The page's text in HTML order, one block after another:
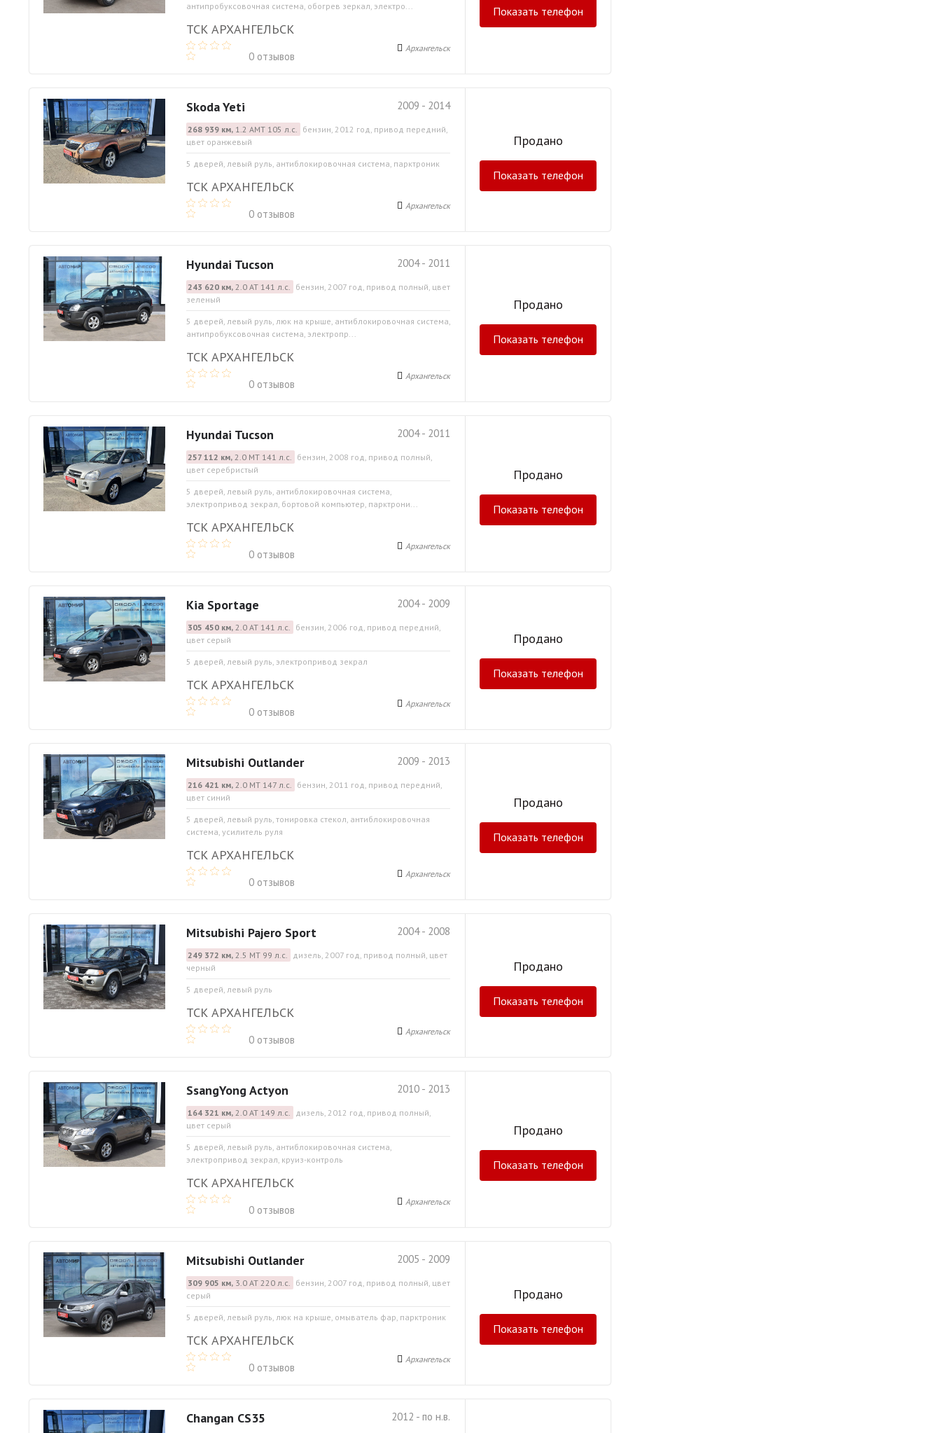
антипробуксовочная система, обогрев зеркал, электро...
ТСК АРХАНГЕЛЬСК
0 отзывов
Архангельск
Показать телефон
2009 - 2014
Skoda Yeti
268 939 км,1.2 АМТ 105 л.с. бензин, 2012 год, привод передний,
цвет оранжевый
5 дверей, левый руль, антиблокировочная система, парктроник
ТСК АРХАНГЕЛЬСК
0 отзывов
Архангельск
Продано
Показать телефон
2004 - 2011
Hyundai Tucson
243 620 км,2.0 АТ 141 л.с. бензин, 2007 год, привод полный, цвет
зеленый
5 дверей, левый руль, люк на крыше, антиблокировочная система,
антипробуксовочная система, электропр...
ТСК АРХАНГЕЛЬСК
0 отзывов
Архангельск
Продано
Показать телефон
2004 - 2011
Hyundai Tucson
257 112 км,2.0 МТ 141 л.с. бензин, 2008 год, привод полный,
цвет серебристый
5 дверей, левый руль, антиблокировочная система,
электропривод зекрал, бортовой компьютер, парктрони...
ТСК АРХАНГЕЛЬСК
0 отзывов
Архангельск
Продано
Показать телефон
2004 - 2009
Kia Sportage
305 450 км,2.0 АТ 141 л.с. бензин, 2006 год, привод передний,
цвет серый
5 дверей, левый руль, электропривод зекрал
ТСК АРХАНГЕЛЬСК
0 отзывов
Архангельск
Продано
Показать телефон
2009 - 2013
Mitsubishi Outlander
216 421 км,2.0 МТ 147 л.с. бензин, 2011 год, привод передний,
цвет синий
5 дверей, левый руль, тонировка стекол, антиблокировочная
система, усилитель руля
ТСК АРХАНГЕЛЬСК
0 отзывов
Архангельск
Продано
Показать телефон
2004 - 2008
Mitsubishi Pajero Sport
249 372 км,2.5 МТ 99 л.с. дизель, 2007 год, привод полный, цвет
черный
5 дверей, левый руль
ТСК АРХАНГЕЛЬСК
0 отзывов
Архангельск
Продано
Показать телефон
2010 - 2013
SsangYong Actyon
164 321 км,2.0 АТ 149 л.с. дизель, 2012 год, привод полный,
цвет серый
5 дверей, левый руль, антиблокировочная система,
электропривод зекрал, круиз-контроль
ТСК АРХАНГЕЛЬСК
0 отзывов
Архангельск
Продано
Показать телефон
2005 - 2009
Mitsubishi Outlander
309 905 км,3.0 АТ 220 л.с. бензин, 2007 год, привод полный, цвет
серый
5 дверей, левый руль, люк на крыше, омыватель фар, парктроник
ТСК АРХАНГЕЛЬСК
0 отзывов
Архангельск
Продано
Показать телефон
2012 - по н.в.
Changan CS35